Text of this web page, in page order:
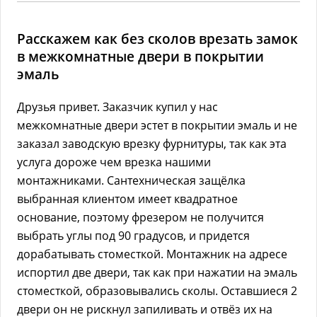
Расскажем как без сколов врезать замок
в межкомнатные двери в покрытии
эмаль
Друзья привет. Заказчик купил у нас
межкомнатные двери эстет в покрытии эмаль и не
заказал заводскую врезку фурнитуры, так как эта
услуга дороже чем врезка нашими
монтажниками. Сантехническая защёлка
выбранная клиентом имеет квадратное
основание, поэтому фрезером не получится
выбрать углы под 90 градусов, и придется
дорабатывать стоместкой. Монтажник на адресе
испортил две двери, так как при нажатии на эмаль
стоместкой, образовывались сколы. Оставшиеся 2
двери он не рискнул запиливать и отвёз их на